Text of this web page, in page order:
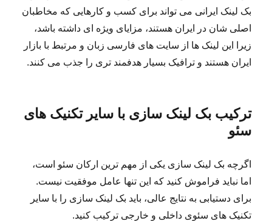
بک لینک ایرانی می تواند برای کسب و کارهایی که مخاطبان
اصلی شان در ایران هستند، مزایای ویژه ای داشته باشد،
زیرا این لینک ها از سایت های فارسی زبان و مرتبط با بازار
ایران هستند و ترافیک بسیار هدفمند تری را جذب می کنند.
ترکیب بک لینک سازی با سایر تکنیک های
سئو
اگرچه بک لینک سازی یکی از مهم ترین ارکان سئو است،
اما نباید فراموش کنید که این تنها عامل موفقیت نیست.
برای دستیابی به نتایج عالی، باید بک لینک سازی را با سایر
تکنیک های سئوی داخلی و خارجی ترکیب کنید.